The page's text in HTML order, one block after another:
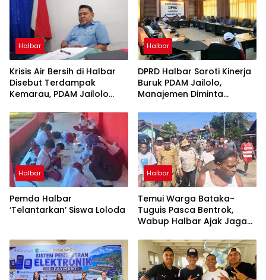
Halbar
Krisis Air Bersih di Halbar
Disebut Terdampak
Kemarau, PDAM Jailolo
Halbar
DPRD Halbar Soroti Kinerja
Buruk PDAM Jailolo,
Manajemen Diminta
Halbar
Pemda Halbar
‘Telantarkan’ Siswa Loloda
Halbar
Temui Warga Bataka-
Tuguis Pasca Bentrok,
Wabup Halbar Ajak Jaga